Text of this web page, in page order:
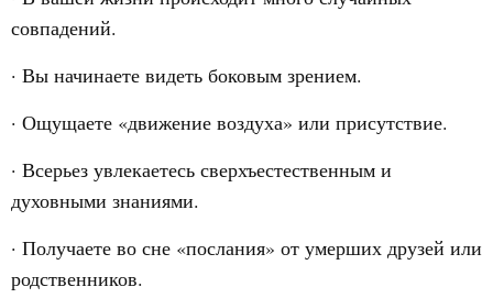
совпадений.
· Вы начинаете видеть боковым зрением.
· Ощущаете «движение воздуха» или присутствие.
· Всерьез увлекаетесь сверхъестественным и
духовными знаниями.
· Получаете во сне «послания» от умерших друзей или
родственников.